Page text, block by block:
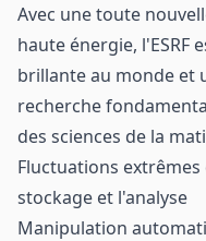
Avec une toute
haute énergie, l'ESRF
brillante au monde et
recherche
des sciences de la
Fluctuations
stockage et l'analyse
Manipulation